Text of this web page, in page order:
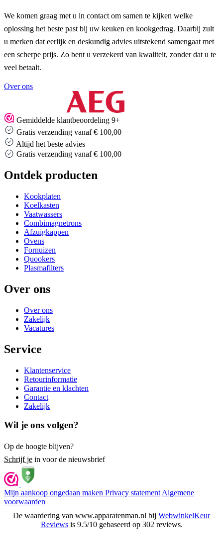
We komen graag met u in contact om samen te kijken welke
oplossing het beste past bij uw keuken en kookgedrag. Daarbij zult
u merken dat eerlijk en deskundig advies uitstekend samengaat met
een scherpe prijs. Zo bent u verzekerd van kwaliteit, zonder dat u te
veel betaalt.
Over ons
Gemiddelde klantbeoordeling 9+
Gratis verzending vanaf € 100,00
Altijd het beste advies
Altijd het beste advies
Ontdek producten
Kookplaten
Koelkasten
Vaatwassers
Combimagnetrons
Afzuigkappen
Ovens
Fornuizen
Quookers
Plasmafilters
Over ons
Over ons
Zakelijk
Vacatures
Service
Klantenservice
Retourinformatie
Garantie en klachten
Contact
Zakelijk
Wil je ons volgen?
Op de hoogte blijven?
Schrijf je in voor de nieuwsbrief
Mijn aankoop ongedaan maken Privacy statement Algemene
voorwaarden
De waardering van www.apparatenman.nl bij WebwinkelKeur
Reviewsis 9.5/10 gebaseerd op 302 reviews.